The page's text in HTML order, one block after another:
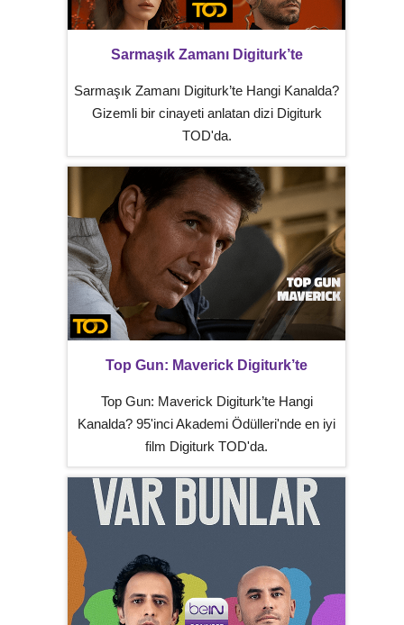
Sarmaşık Zamanı Digiturk’te
Sarmaşık Zamanı Digiturk’te Hangi Kanalda?
Gizemli bir cinayeti anlatan dizi Digiturk
TOD'da.
Top Gun: Maverick Digiturk’te
Top Gun: Maverick Digiturk’te Hangi
Kanalda? 95'inci Akademi Ödülleri'nde en iyi
film Digiturk TOD'da.